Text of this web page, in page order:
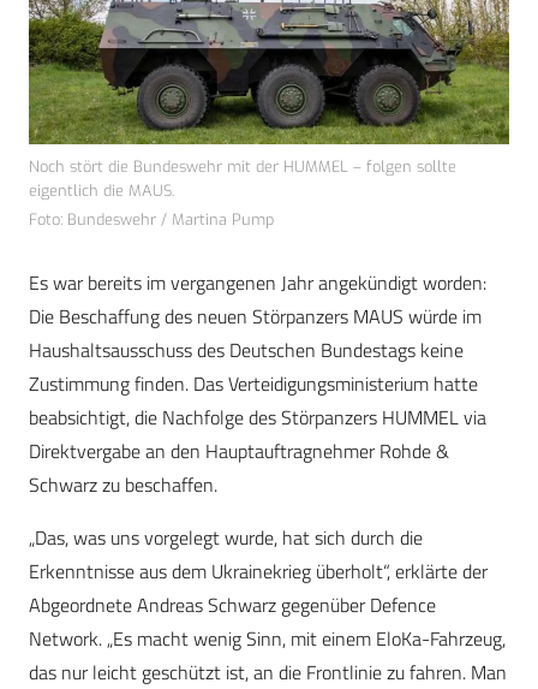
Noch stört die Bundeswehr mit der HUMMEL – folgen sollte
eigentlich die MAUS.
Foto: Bundeswehr / Martina Pump
Es war bereits im vergangenen Jahr angekündigt worden:
Die Beschaffung des neuen Störpanzers MAUS würde im
Haushalts­ausschuss des Deutschen Bundestags keine
Zustimmung finden. Das Verteidigungsministerium hatte
beabsichtigt, die Nachfolge des Störpanzers HUMMEL via
Direktvergabe an den Hauptauftragnehmer Rohde &
Schwarz zu beschaffen.
„Das, was uns vorgelegt wurde, hat sich durch die
Erkenntnisse aus dem Ukrainekrieg überholt“, erklärte der
Abgeordnete Andreas Schwarz gegenüber Defence
Network. „Es macht wenig Sinn, mit einem EloKa-Fahrzeug,
das nur leicht geschützt ist, an die Frontlinie zu fahren. Man